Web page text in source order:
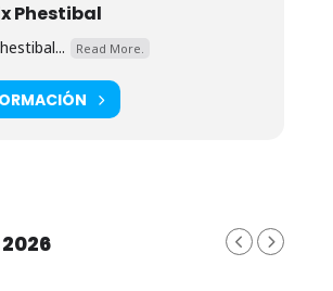
Phestibal
Read More.
2026